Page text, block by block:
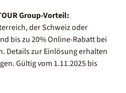
Group-Vorteil:
der Schweiz oder
bis zu 20% Online-Rabatt bei
Details zur Einlösung erhalten
Gültig vom 1.11.2025 bis